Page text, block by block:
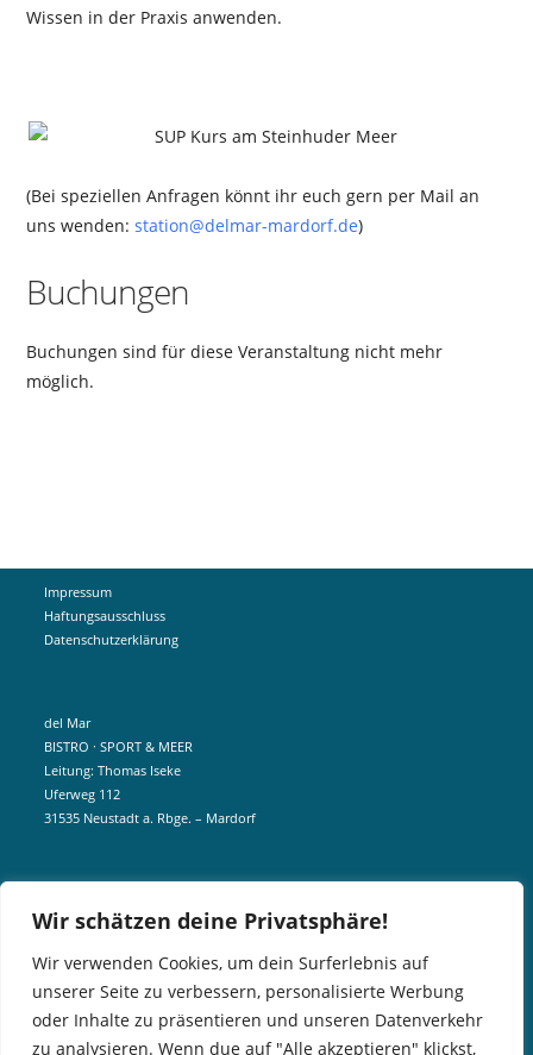
Wir schätzen deine Privatsphäre!
Wir verwenden Cookies, um dein Surferlebnis auf
unserer Seite zu verbessern, personalisierte Werbung
oder Inhalte zu präsentieren und unseren Datenverkehr
zu analysieren. Wenn due auf "Alle akzeptieren" klickst,
Wissen in der Praxis anwenden.
(Bei speziellen Anfragen könnt ihr euch gern per Mail an
uns wenden:station@delmar-mardorf.de)
Buchungen
Buchungen sind für diese Veranstaltung nicht mehr
möglich.
Impressum
Haftungsausschluss
Datenschutzerklärung
del Mar
BISTRO · SPORT & MEER
Leitung: Thomas Iseke
Uferweg 112
31535 Neustadt a. Rbge. – Mardorf
info@delmar-mardorf.de
Gern könnt ihr euch telefonisch bei uns über aktuelle Öffnungszeiten